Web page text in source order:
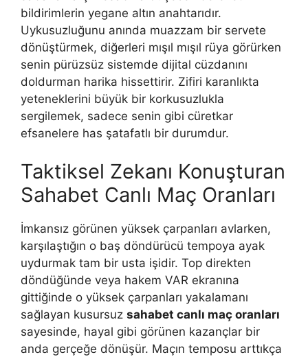
bildirimlerin yegane altın anahtarıdır.
Uykusuzluğunu anında muazzam bir servete
dönüştürmek, diğerleri mışıl mışıl rüya görürken
senin pürüzsüz sistemde dijital cüzdanını
doldurman harika hissettirir. Zifiri karanlıkta
yeteneklerini büyük bir korkusuzlukla
sergilemek, sadece senin gibi cüretkar
efsanelere has şatafatlı bir durumdur.
Taktiksel Zekanı Konuşturan
Sahabet Canlı Maç Oranları
İmkansız görünen yüksek çarpanları avlarken,
karşılaştığın o baş döndürücü tempoya ayak
uydurmak tam bir usta işidir. Top direkten
döndüğünde veya hakem VAR ekranına
gittiğinde o yüksek çarpanları yakalamanı
sağlayan kusursuz sahabet canlı maç oranları
sayesinde, hayal gibi görünen kazançlar bir
anda gerçeğe dönüşür. Maçın temposu arttıkça